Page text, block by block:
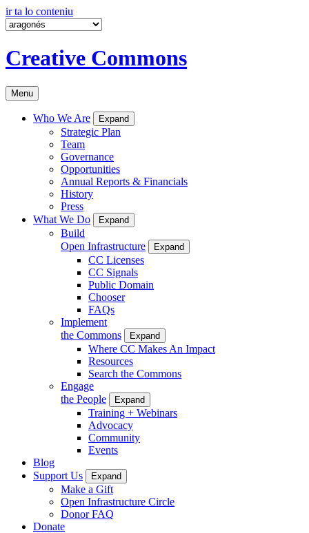
ir ta lo conteniu
Creative Commons
Menu
Who We Are Expand
Strategic Plan
Team
Governance
Opportunities
Annual Reports & Financials
History
Press
What We Do
Expand
Build
Open Infrastructure
Expand
CC Licenses
CC Signals
Public Domain
Chooser
FAQs
Implement
the Commons
Expand
Where CC Makes An Impact
Resources
Search the Commons
Engage
the People
Expand
Training + Webinars
Advocacy
Community
Events
Blog
Support Us
Expand
Make a Gift
Open Infrastructure Circle
Donor FAQ
Donate